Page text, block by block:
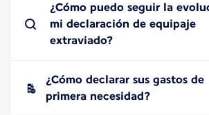
¿Cómo puedo seguir la
mi declaración de equipaje
extraviado?
¿Cómo declarar sus gastos de
primera necesidad?